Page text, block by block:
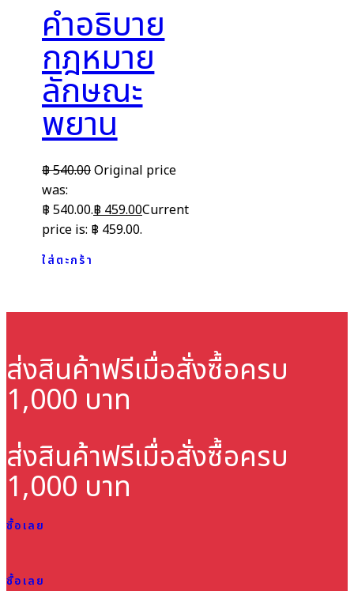
คำอธิบาย
กฎหมาย
ลักษณะ
พยาน
฿540.00Original price
was:
฿ 540.00.฿ 459.00Current
price is: ฿ 459.00.
ใส่ตะกร้า
ส่งสินค้าฟรีเมื่อสั่งซื้อครบ
1,000 บาท
ส่งสินค้าฟรีเมื่อสั่งซื้อครบ
1,000 บาท
ซื้อเลย
ซื้อเลย